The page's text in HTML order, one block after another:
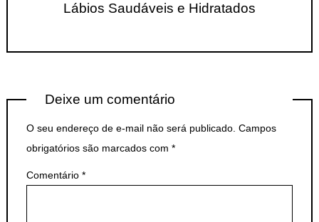
Lábios Saudáveis e Hidratados
Deixe um comentário
O seu endereço de e-mail não será publicado. Campos
obrigatórios são marcados com *
Comentário *